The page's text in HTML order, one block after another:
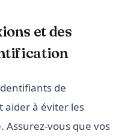
et des
de
aider à éviter les
Assurez-vous que vos